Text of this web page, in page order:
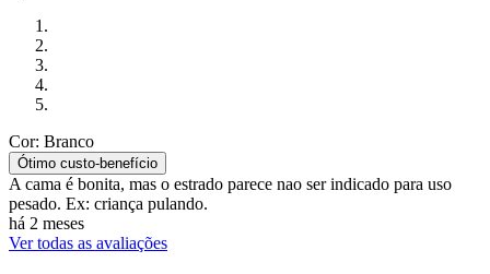
Cor: Branco
Ótimo custo-benefício
A cama é bonita, mas o estrado parece nao ser indicado para uso
pesado. Ex: criança pulando.
há 2 meses
Ver todas as avaliações